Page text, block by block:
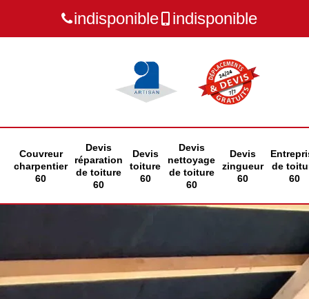
indisponible indisponible
Couvreur
charpentier
60
Devis
réparation
de toiture
60
Devis
toiture
60
Devis
nettoyage
de toiture
60
Devis
zingueur
60
de
60